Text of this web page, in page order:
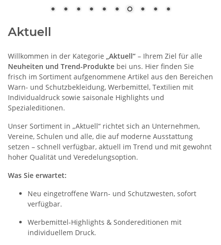
Aktuell
Willkommen in der Kategorie „Aktuell“ – Ihrem Ziel für alle
Neuheiten und Trend-Produkte bei uns. Hier finden Sie
frisch im Sortiment aufgenommene Artikel aus den Bereichen
Warn- und Schutzbekleidung, Werbemittel, Textilien mit
Individualdruck sowie saisonale Highlights und
Spezialeditionen.
Unser Sortiment in „Aktuell“ richtet sich an Unternehmen,
Vereine, Schulen und alle, die auf moderne Ausstattung
setzen – schnell verfügbar, aktuell im Trend und mit gewohnt
hoher Qualität und Veredelungsoption.
Was Sie erwartet:
Neu eingetroffene Warn- und Schutzwesten, sofort
verfügbar.
Werbemittel-Highlights & Sondereditionen mit
individuellem Druck.